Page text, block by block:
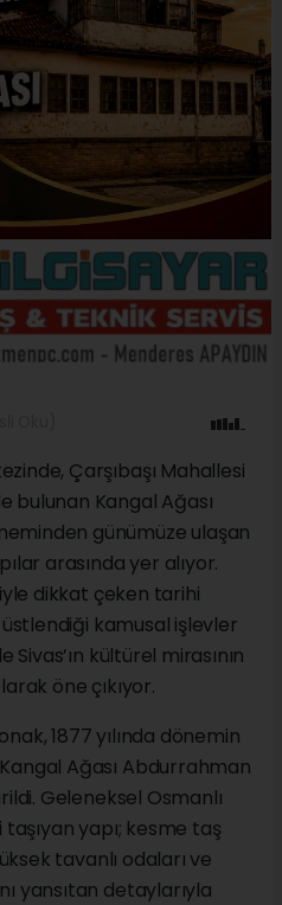
Çarşıbaşı Mahallesi
bulunan Kangal Ağası
günümüze ulaşan
arasında yer alıyor.
dikkat çeken tarihi
kamusal işlevler
kültürel mirasının
öne çıkıyor.
1877 yılında dönemin
Ağası Abdurrahman
Geleneksel Osmanlı
yapı; kesme taş
tavanlı odaları ve
yansıtan detaylarıyla